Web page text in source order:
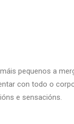
pequenos a
con todo o
e sensacións.